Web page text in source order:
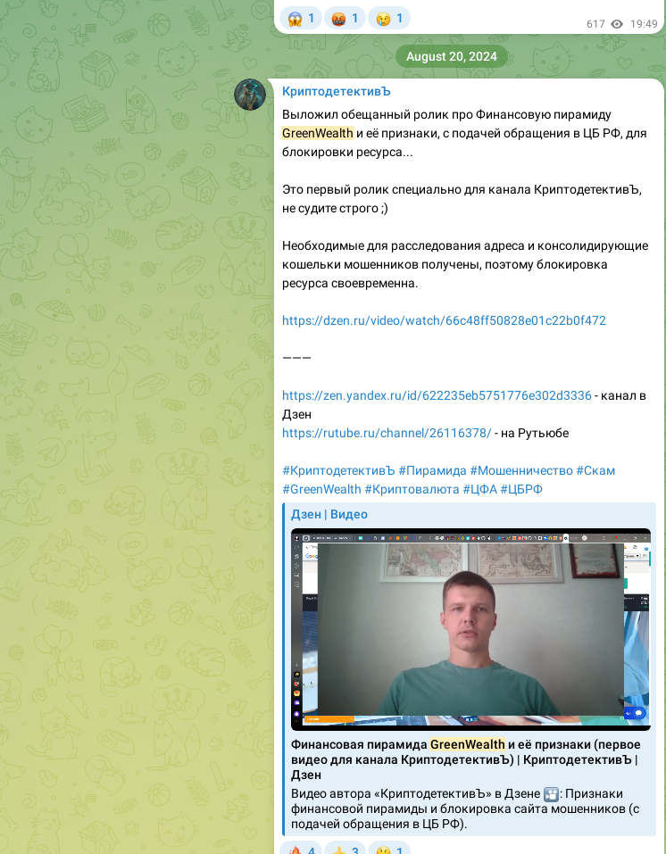
😱
1
🤬
1
😢
1 617 19:49
КриптодетективЪ
Выложил обещанный ролик про Финансовую пирамиду
GreenWealth и её признаки, с подачей обращения в ЦБ РФ, для
блокировки ресурса...
Это первый ролик специально для канала КриптодетективЪ,
не судите строго ;)
Необходимые для расследования адреса и консолидирующие
кошельки мошенников получены, поэтому блокировка
ресурса своевременна.
https://dzen.ru/video/watch/66c48ff50828e01c22b0f472
———
https://zen.yandex.ru/id/622235eb5751776e302d3336- канал в
Дзен
https://rutube.ru/channel/26116378/- на Рутьюбе
#КриптодетективЪ #Пирамида #Мошенничество#Скам
#GreenWealth #Криптовалюта #ЦФА#ЦБРФ
Дзен | Видео
Финансовая пирамида GreenWealth и её признаки (первое
видео для канала КриптодетективЪ) | КриптодетективЪ |
Дзен
Видео автора «КриптодетективЪ» в Дзене
🎦: Признаки
финансовой пирамиды и блокировка сайта мошенников (с
подачей обращения в ЦБ РФ).
August 20, 2024